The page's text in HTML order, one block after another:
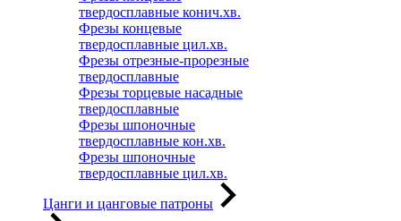
твердосплавные конич.хв.
Фрезы концевые
твердосплавные цил.хв.
Фрезы отрезные-прорезные
твердосплавные
Фрезы торцевые насадные
твердосплавные
Фрезы шпоночные
твердосплавные кон.хв.
Фрезы шпоночные
твердосплавные цил.хв.
Цанги и цанговые патроны